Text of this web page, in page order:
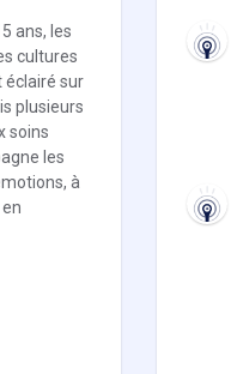
ans, les
cultures
éclairé sur
plusieurs
soins
les
à